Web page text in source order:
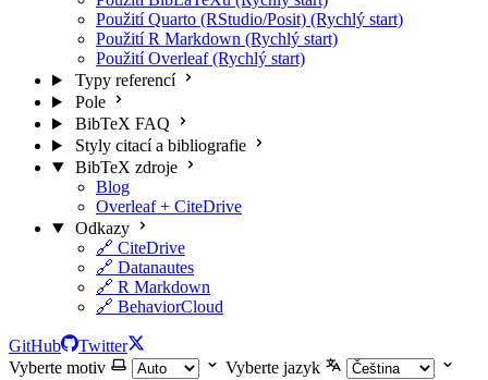
Použití Quarto (RStudio/Posit) (Rychlý start)
Použití R Markdown (Rychlý start)
Použití Overleaf (Rychlý start)
Typy referencí
Pole
BibTeX FAQ
Styly citací a bibliografie
BibTeX zdroje
Blog
Overleaf + CiteDrive
Odkazy
🔗 CiteDrive
🔗 Datanautes
🔗 R Markdown
🔗 BehaviorCloud
GitHub
Twitter
Vyberte motiv
Vyberte jazyk